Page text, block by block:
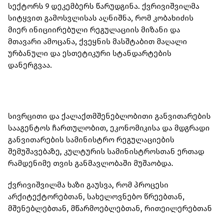
სექტორს 9 დეკემბერს წარუდგინა. ქვრივიშვილმა
სიტყვით გამოსვლისას აღნიშნა, რომ კობახიძის
მიერ ინიციირებული რეგულაციის მიზანი და
მთავარი ამოცანა, ქვეყნის მასშტაბით მაღალი
ურბანული და ესთეტიკური სტანდარტების
დანერგვაა.
სივრცითი და ქალაქთმშენებლობითი განვითარების
სააგენტოს ჩართულობით, ეკონომიკისა და მდგრადი
განვითარების სამინისტრო რეგულაციების
შემუშავებაზე, კულტურის სამინისტროსთან ერთად
რამდენიმე თვის განმავლობაში მუშაობდა.
ქვრივიშვილმა ხაზი გაუსვა, რომ პროცესი
არქიტექტორებთან, სახელოვნებო წრეებთან,
მშენებლებთან, მწარმოებლებთან, რითეილერებთან